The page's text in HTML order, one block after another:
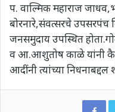
प. वाल्मिक महाराज
बोरनारे,संवत्सरचे उपसरपंच
जनसमुदाय उपस्थित
व आ.आशुतोष काळे यांनी
आदींनी त्यांच्या